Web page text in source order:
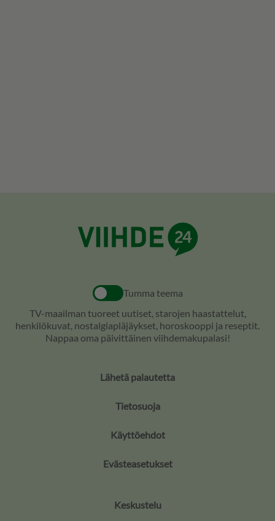
Tumma teema
TV-maailman tuoreet uutiset, starojen haastattelut,
henkilökuvat, nostalgiapläjäykset, horoskooppi ja reseptit.
Nappaa oma päivittäinen viihdemakupalasi!
Lähetä palautetta
Tietosuoja
Käyttöehdot
Evästeasetukset
Keskustelu